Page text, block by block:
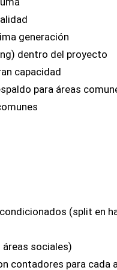
generación
dentro del proyecto
capacidad
para áreas
(split en
sociales)
contadores para cada